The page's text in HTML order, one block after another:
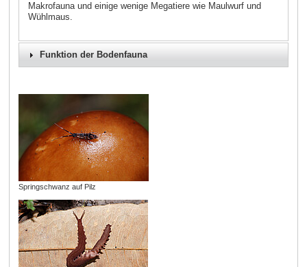
Makrofauna und einige wenige Megatiere wie Maulwurf und
Wühlmaus.
Funktion der Bodenfauna
Springschwanz auf Pilz